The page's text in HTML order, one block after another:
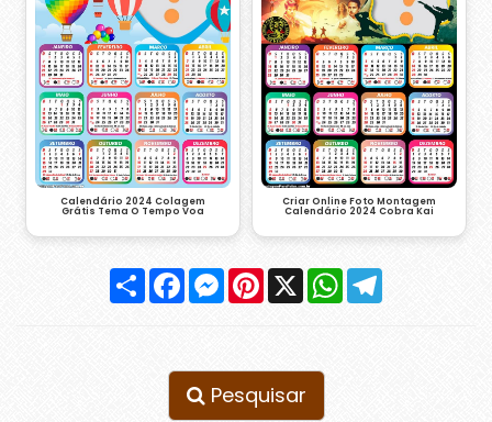
Calendário 2024 Colagem
Grátis Tema O Tempo Voa
Criar Online Foto Montagem
Calendário 2024 Cobra Kai
Compartilhar
FacebookMessenger
Pinterest
X WhatsApp
Pesquisar